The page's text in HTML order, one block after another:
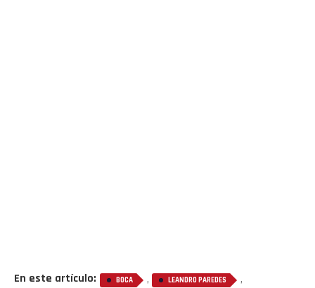
En este artículo: BOCA , LEANDRO PAREDES ,